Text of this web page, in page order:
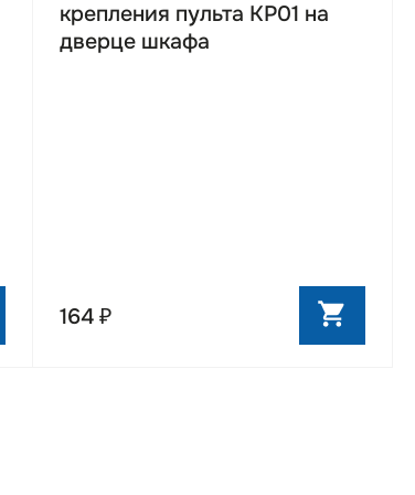
крепления пульта KP01 на
дверце шкафа
164 ₽